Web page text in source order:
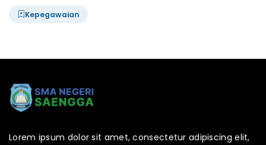
Kepegawaian
Lorem ipsum dolor sit amet, consectetur adipiscing elit,